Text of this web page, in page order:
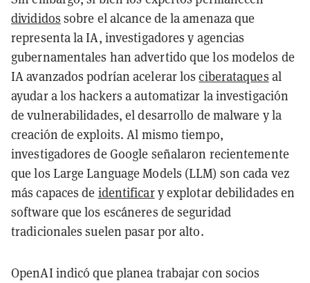
divididos sobre el alcance de la amenaza que
representa la IA, investigadores y agencias
gubernamentales han advertido que los modelos de
IA avanzados podrían acelerar losciberataques al
ayudar a los hackers a automatizar la investigación
de vulnerabilidades, el desarrollo de malware y la
creación de exploits. Al mismo tiempo,
investigadores de Google señalaron recientemente
que los Large Language Models (LLM) son cada vez
más capaces de identificary explotar debilidades en
software que los escáneres de seguridad
tradicionales suelen pasar por alto.
OpenAI indicó que planea trabajar con socios